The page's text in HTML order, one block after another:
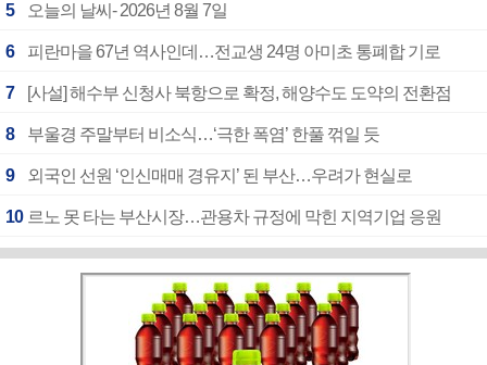
5 오늘의 날씨- 2026년 8월 7일
6 피란마을 67년 역사인데…전교생 24명 아미초 통폐합 기로
7 [사설] 해수부 신청사 북항으로 확정, 해양수도 도약의 전환점
8 부울경 주말부터 비소식…‘극한 폭염’ 한풀 꺾일 듯
9 외국인 선원 ‘인신매매 경유지’ 된 부산…우려가 현실로
10 르노 못 타는 부산시장…관용차 규정에 막힌 지역기업 응원